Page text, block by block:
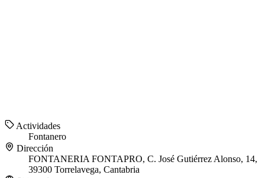
Actividades
Fontanero
Dirección
FONTANERIA FONTAPRO, C. José Gutiérrez Alonso, 14,
39300 Torrelavega, Cantabria